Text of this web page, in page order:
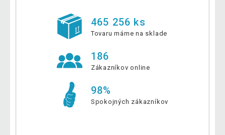
465 256 ks
Tovaru máme na sklade
186
Zákazníkov online
98%
Spokojných zákazníkov